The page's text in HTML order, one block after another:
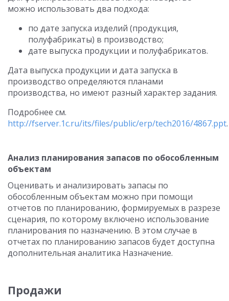
можно использовать два подхода:
по дате запуска изделий (продукция,
полуфабрикаты) в производство;
дате выпуска продукции и полуфабрикатов.
Дата выпуска продукции и дата запуска в
производство определяются планами
производства, но имеют разный характер задания.
Подробнее см.
http://fserver.1c.ru/its/files/public/erp/tech2016/4867.ppt.
Анализ планирования запасов по обособленным
объектам
Оценивать и анализировать запасы по
обособленным объектам можно при помощи
отчетов по планированию, формируемых в разрезе
сценария, по которому включено использование
планирования по назначению. В этом случае в
отчетах по планированию запасов будет доступна
дополнительная аналитика Назначение.
Продажи